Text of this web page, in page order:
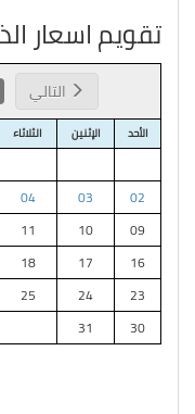
تقويم اسعار
التالي
الأحد الإثنين الثلاثاء
02
03
04
09
10
11
16
17
18
23
24
25
30
31